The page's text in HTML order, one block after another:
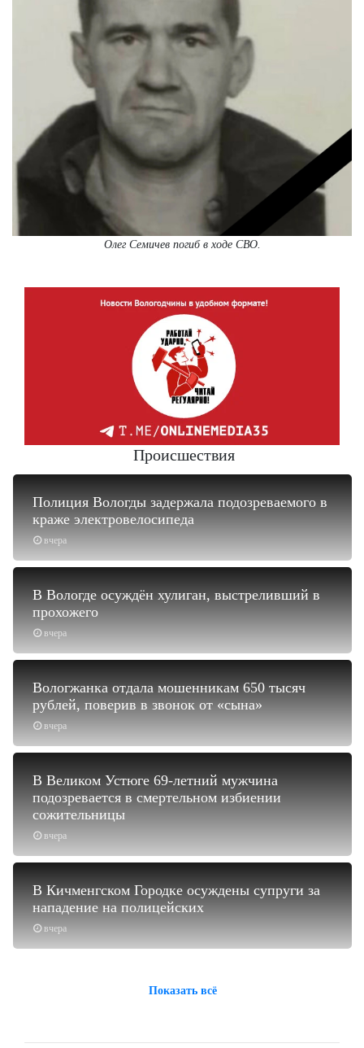
Олег Семичев погиб в ходе СВО.
Происшествия
вчера
Полиция Вологды задержала подозреваемого в
краже электровелосипеда
вчера
В Вологде осуждён хулиган, выстреливший в
прохожего
вчера
Вологжанка отдала мошенникам 650 тысяч
рублей, поверив в звонок от «сына»
вчера
В Великом Устюге 69-летний мужчина
подозревается в смертельном избиении
сожительницы
вчера
В Кичменгском Городке осуждены супруги за
нападение на полицейских
Показать всё